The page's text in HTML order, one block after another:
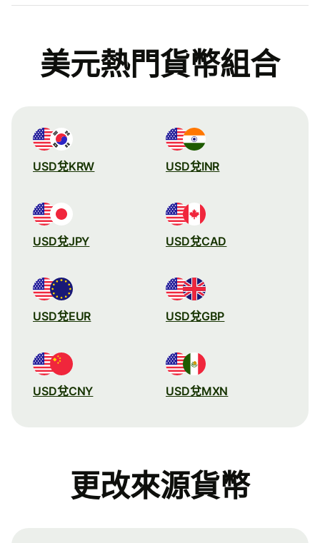
美元熱門貨幣組合
USD兌KRW USD兌INR
USD兌JPY USD兌CAD
USD兌EUR USD兌GBP
USD兌CNY USD兌MXN
更改來源貨幣